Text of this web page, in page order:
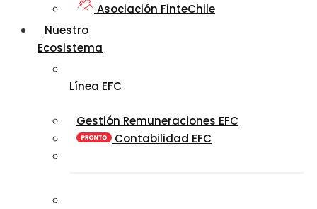
Asociación FinteChile
Nuestro
Ecosistema
Línea EFC
Gestión Remuneraciones EFC
Contabilidad EFC